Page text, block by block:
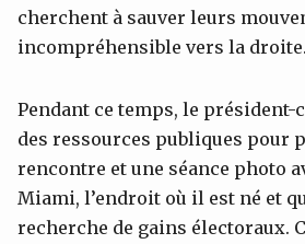
cherchent à sauver leurs
incompréhensible vers la droite.
Pendant ce temps, le
des ressources publiques pour
rencontre et une séance photo
Miami, l’endroit où il est né et
recherche de gains électoraux.